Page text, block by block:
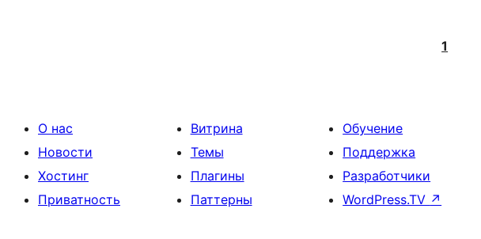
1
О нас
Новости
Хостинг
Приватность
Витрина
Темы
Плагины
Паттерны
Обучение
Поддержка
Разработчики
WordPress.TV ↗